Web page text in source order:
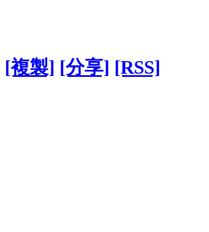
[複製] [分享] [RSS]